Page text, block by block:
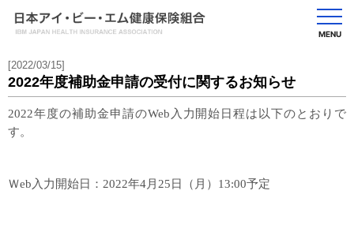
MENU
[2022/03/15]
2022年度補助金申請の受付に関するお知らせ
2022年度の補助金申請のWeb 入力開始日程は以下のとおりで
す。
Ｗeb 入力開始日： 2022年4月 25日（月） 13:00予定